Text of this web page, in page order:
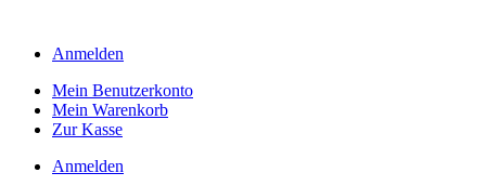
Anmelden
Mein Benutzerkonto
Mein Warenkorb
Zur Kasse
Anmelden